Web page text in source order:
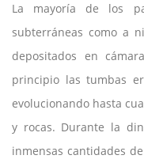
La mayoría de los
subterráneas como a
depositados en
principio las tumbas
evolucionando hasta
y rocas. Durante la
inmensas cantidades